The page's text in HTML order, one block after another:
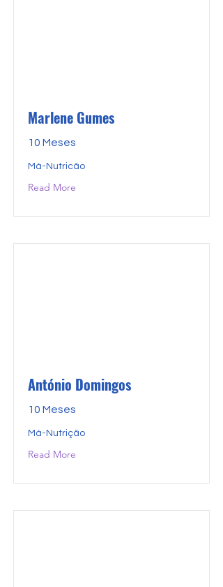
Marlene Gumes
10 Meses
Má-Nutricão
Read More
António Domingos
10 Meses
Má-Nutrição
Read More